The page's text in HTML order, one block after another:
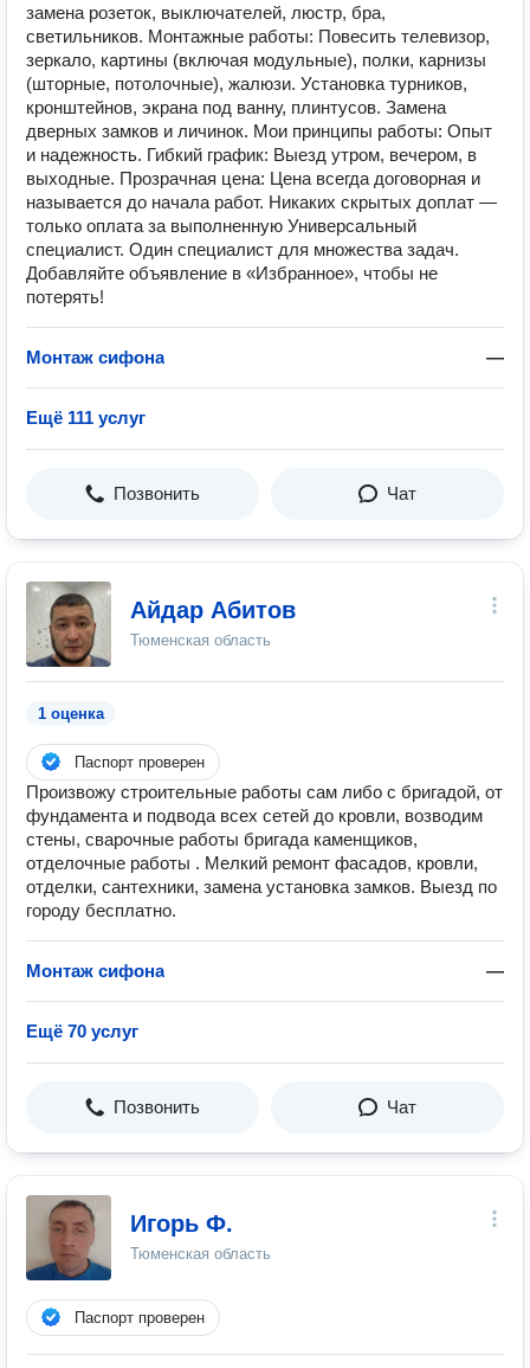
замена розеток, выключателей, люстр, бра,
светильников. Монтажные работы: Повесить телевизор,
зеркало, картины (включая модульные), полки, карнизы
(шторные, потолочные), жалюзи. Установка турников,
кронштейнов, экрана под ванну, плинтусов. Замена
дверных замков и личинок. Мои принципы работы: Опыт
и надежность. Гибкий график: Выезд утром, вечером, в
выходные. Прозрачная цена: Цена всегда договорная и
называется до начала работ. Никаких скрытых доплат —
только оплата за выполненную Универсальный
специалист. Один специалист для множества задач. ‍
Добавляйте объявление в «Избранное», чтобы не
потерять!
Монтаж сифона —
Ещё 111 услуг
Позвонить Чат
Айдар Абитов
Тюменская область
1 оценка
Паспорт проверен
Произвожу строительные работы сам либо с бригадой, от
фундамента и подвода всех сетей до кровли, возводим
стены, сварочные работы бригада каменщиков,
отделочные работы . Мелкий ремонт фасадов, кровли,
отделки, сантехники, замена установка замков. Выезд по
городу бесплатно.
Монтаж сифона —
Ещё 70 услуг
Позвонить Чат
Игорь Ф.
Тюменская область
Паспорт проверен